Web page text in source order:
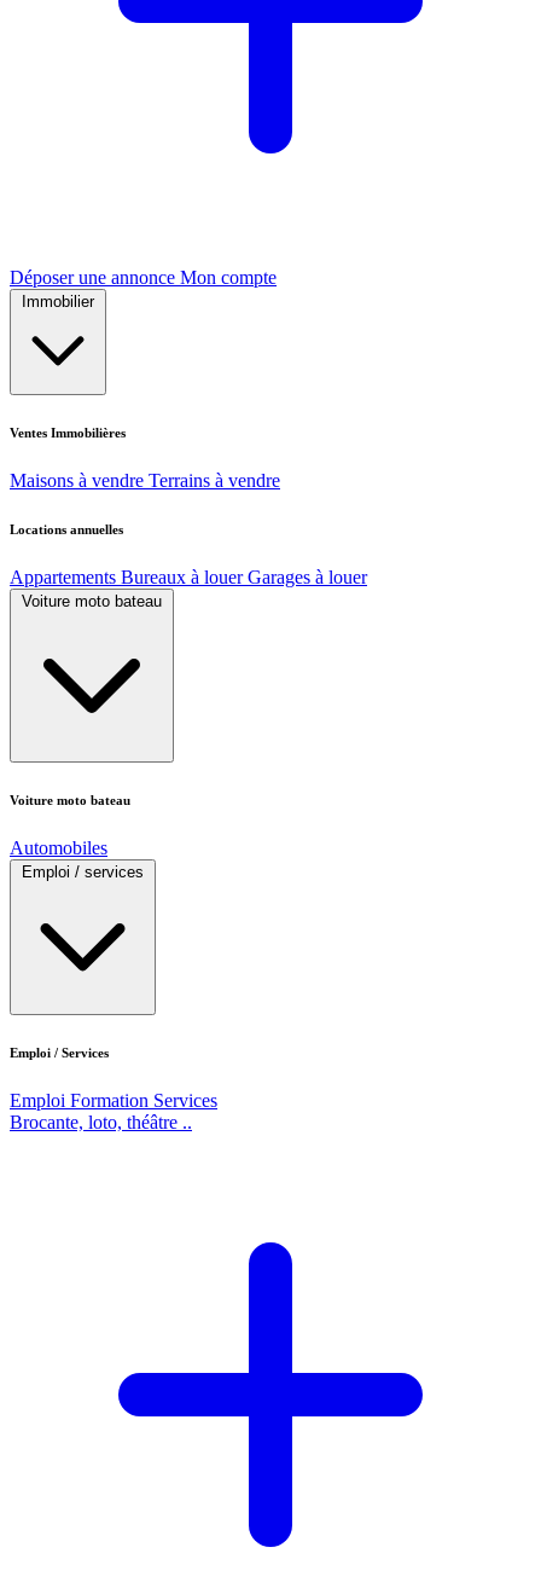
Déposer une annonce Mon compte
Immobilier
Ventes Immobilières
Maisons à vendre Terrains à vendre
Locations annuelles
Appartements Bureaux à louer Garages à louer
Voiture moto bateau
Voiture moto bateau
Automobiles
Emploi / services
Emploi / Services
Emploi Formation Services
Brocante, loto, théâtre ..